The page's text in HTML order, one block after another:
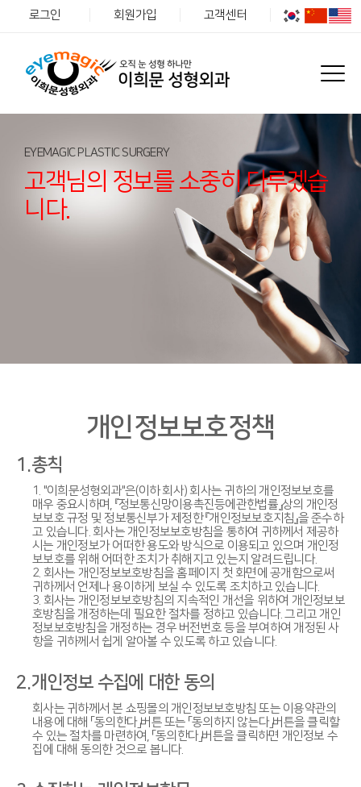
로그인 회원가입 고객센터
EYEMAGIC PLASTIC SURGERY
고객님의 정보를 소중히 다루겠습
니다.
개인정보보호정책
1.총칙
1. "이희문성형외과"은(이하 회사) 회사는 귀하의 개인정보보호를
매우 중요시하며, 『정보통신망이용촉진등에관한법률』상의 개인정
보보호 규정 및 정보통신부가 제정한 『개인정보보호지침』을 준수하
고 있습니다. 회사는 개인정보보호방침을 통하여 귀하께서 제공하
시는 개인정보가 어떠한 용도와 방식으로 이용되고 있으며 개인정
보보호를 위해 어떠한 조치가 취해지고 있는지 알려드립니다.
2. 회사는 개인정보보호방침을 홈페이지 첫 화면에 공개함으로써
귀하께서 언제나 용이하게 보실 수 있도록 조치하고 있습니다.
3. 회사는 개인정보보호방침의 지속적인 개선을 위하여 개인정보보
호방침을 개정하는데 필요한 절차를 정하고 있습니다. 그리고 개인
정보보호방침을 개정하는 경우 버전번호 등을 부여하여 개정된 사
항을 귀하께서 쉽게 알아볼 수 있도록 하고 있습니다.
2.개인정보 수집에 대한 동의
회사는 귀하께서 본 쇼핑몰의 개인정보보호방침 또는 이용약관의
내용에 대해 「동의한다」버튼 또는 「동의하지 않는다」버튼을 클릭할
수 있는 절차를 마련하여, 「동의한다」버튼을 클릭하면 개인정보 수
집에 대해 동의한 것으로 봅니다.